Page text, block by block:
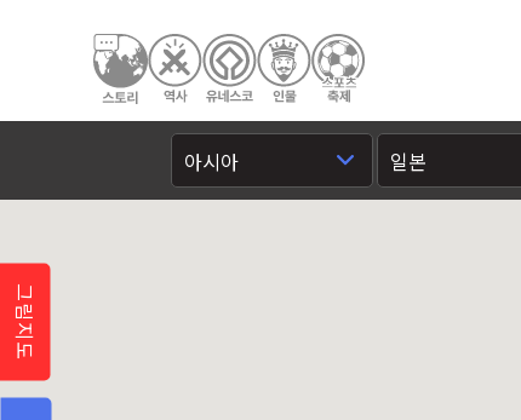
그림지도